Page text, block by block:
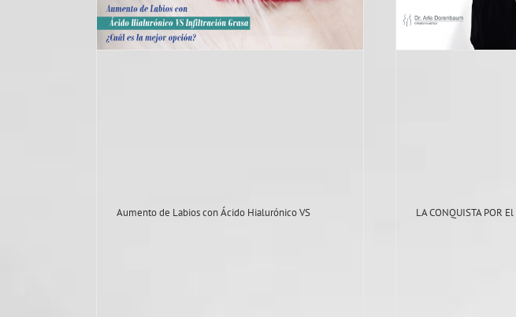
Aumento de Labios con Ácido Hialurónico VS
Botox y Acido hialuronico
LA CONQUISTA POR